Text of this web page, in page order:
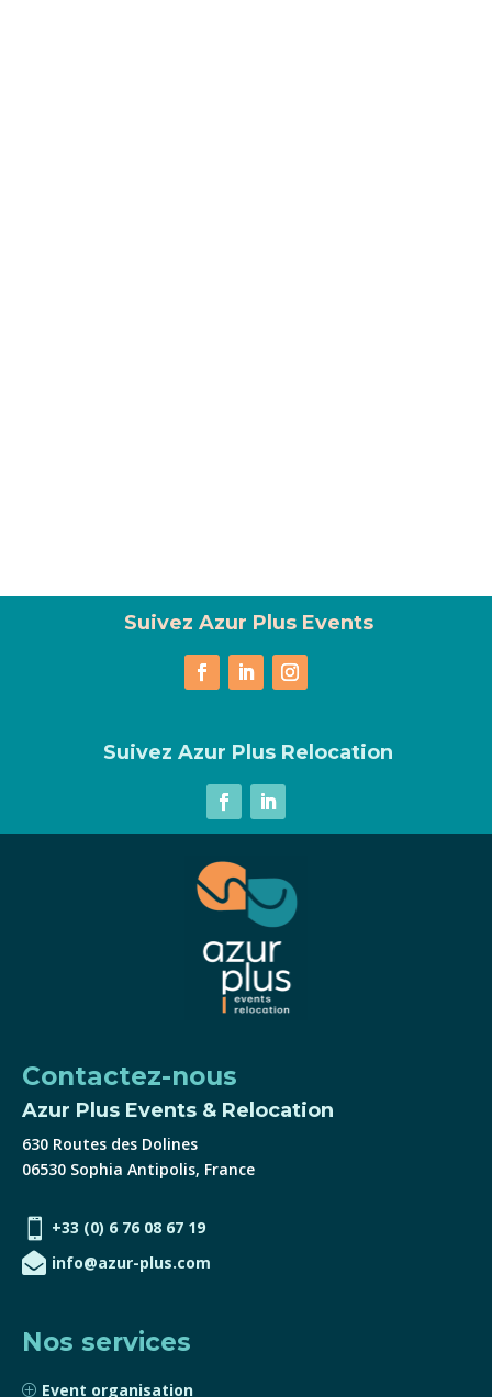
Suivez Azur Plus Events
Suivez Azur Plus Relocation
Contactez-nous
Azur Plus Events & Relocation
630 Routes des Dolines
06530 Sophia Antipolis, France
 +33 (0) 6 76 08 67 19
 info@azur-plus.com
Nos services
P Event organisation